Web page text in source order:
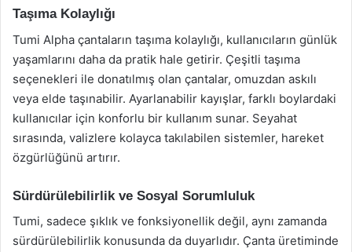
Taşıma Kolaylığı
Tumi Alpha çantaların taşıma kolaylığı, kullanıcıların günlük
yaşamlarını daha da pratik hale getirir. Çeşitli taşıma
seçenekleri ile donatılmış olan çantalar, omuzdan askılı
veya elde taşınabilir. Ayarlanabilir kayışlar, farklı boylardaki
kullanıcılar için konforlu bir kullanım sunar. Seyahat
sırasında, valizlere kolayca takılabilen sistemler, hareket
özgürlüğünü artırır.
Sürdürülebilirlik ve Sosyal Sorumluluk
Tumi, sadece şıklık ve fonksiyonellik değil, aynı zamanda
sürdürülebilirlik konusunda da duyarlıdır. Çanta üretiminde